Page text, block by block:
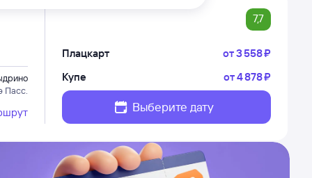
7,7
Пасс.
Плацкарт от3 ⁠558 ⁠₽
Купе
от4 ⁠878 ⁠₽
Выберите дату